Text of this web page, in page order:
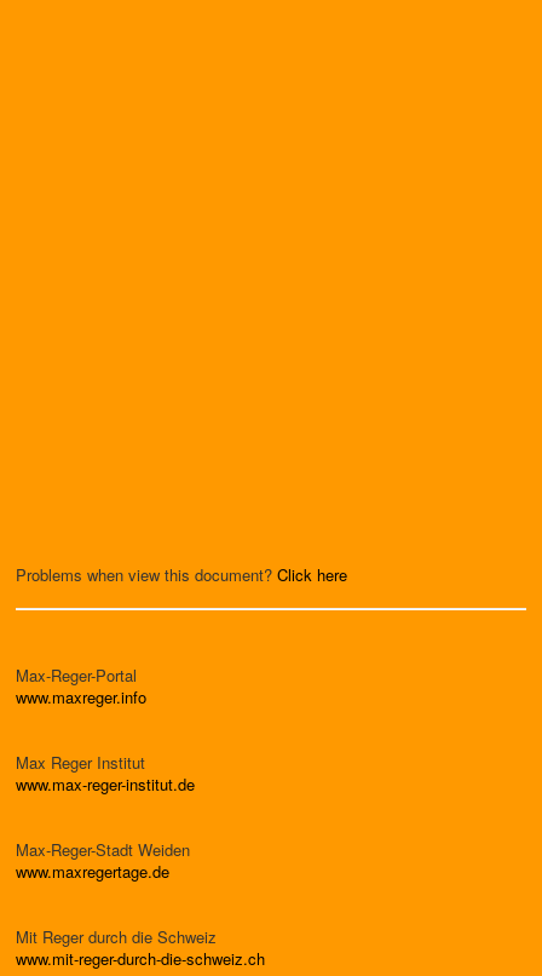
Problems when view this document? Click here
Max-Reger-Portal
www.maxreger.info
Max Reger Institut
www.max-reger-institut.de
Max-Reger-Stadt Weiden
www.maxregertage.de
Mit Reger durch die Schweiz
www.mit-reger-durch-die-schweiz.ch